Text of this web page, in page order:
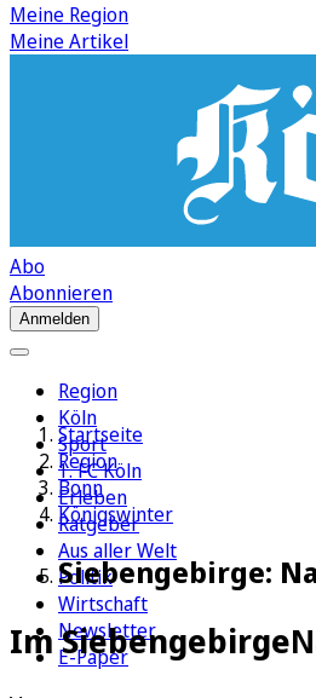
Meine Region
Meine Artikel
Abo
Abonnieren
Anmelden
Region
Köln
Sport
1. FC Köln
Erleben
Ratgeber
Aus aller Welt
Politik
Wirtschaft
Newsletter
E-Paper
Startseite
Region
Bonn
Königswinter
Siebengebirge:
Im Siebengebirge